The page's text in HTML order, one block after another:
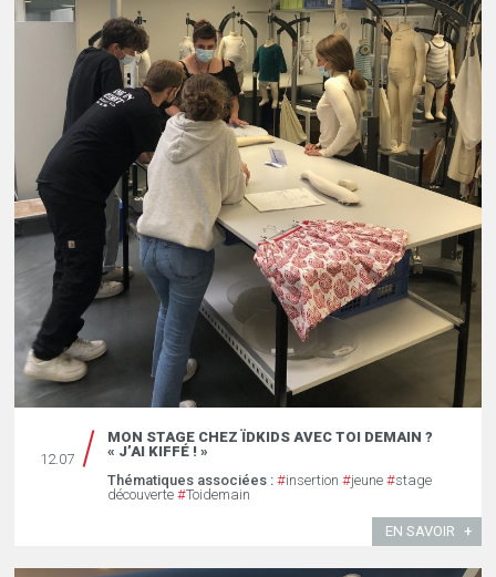
12.07
MON STAGE CHEZ ÏDKIDS AVEC TOI DEMAIN ?
« J’AI KIFFÉ ! »
Thématiques associées : #insertion #jeune #stage
découverte #Toidemain
EN SAVOIR